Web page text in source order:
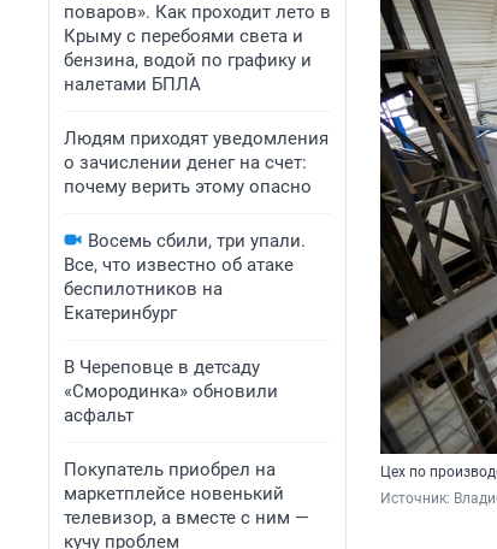
поваров». Как проходит лето в
Крыму с перебоями света и
бензина, водой по графику и
налетами БПЛА
Людям приходят уведомления
о зачислении денег на счет:
почему верить этому опасно
Восемь сбили, три упали.
Все, что известно об атаке
беспилотников на
Екатеринбург
В Череповце в детсаду
«Смородинка» обновили
асфальт
Покупатель приобрел на
маркетплейсе новенький
телевизор, а вместе с ним —
кучу проблем
Цех по
Источник: